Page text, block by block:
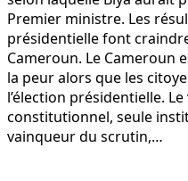
Premier ministre. Les
présidentielle font
Cameroun. Le Cameroun
la peur alors que les
l’élection présidentielle.
constitutionnel, seule
vainqueur du scrutin,…